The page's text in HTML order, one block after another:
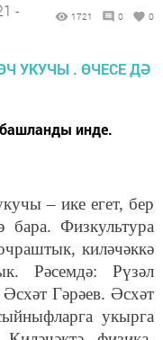
-
1721 0 0
башланды инде.
– ике егет, бер
бара. Физкультура
киләчәккә
Рәсемдә: Рүзәл
Гәрәев. Әсхәт
укырга